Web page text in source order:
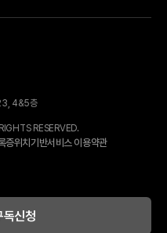
4&5층
RESERVED.
증위치기반서비스 이용약관
독신청